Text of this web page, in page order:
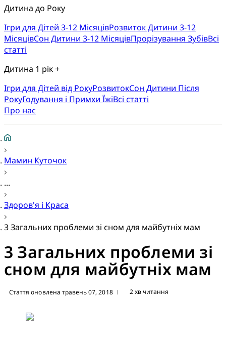
Дитина до Року
Ігри для Дітей 3-12 МісяцівРозвиток Дитини 3-12
МісяцівСон Дитини 3-12 МісяцівПрорізування ЗубівВсі
статті
Дитина 1 рік +
Ігри для Дітей від РокуРозвитокCон Дитини Після
РокуГодування і Примхи ЇжіВсі статті
Про нас
Мамин Куточок
...
Здоров'я і Краса
3 Загальних проблеми зі сном для майбутніх мам
3 Загальних проблеми зі
сном для майбутніх мам
Стаття оновлена травень 07, 2018 | 2 хв читання